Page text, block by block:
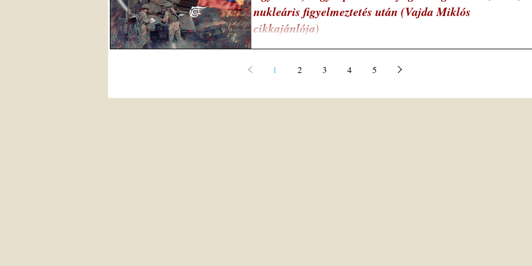
nukleáris figyelmeztetés után (Vajda Miklós
cikkajánlója)
A diplomácia nyelve meglehetősen burkolt lehet, ahogy az az etikett
1 2 3 4 5